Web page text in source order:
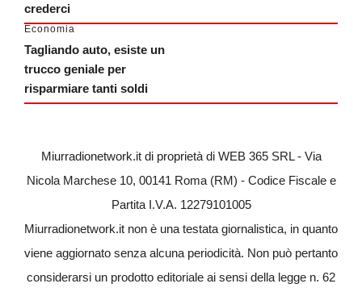
crederci
Economia
Tagliando auto, esiste un
trucco geniale per
risparmiare tanti soldi
Miurradionetwork.it di proprietà di WEB 365 SRL - Via
Nicola Marchese 10, 00141 Roma (RM) - Codice Fiscale e
Partita I.V.A. 12279101005
Miurradionetwork.it non è una testata giornalistica, in quanto
viene aggiornato senza alcuna periodicità. Non può pertanto
considerarsi un prodotto editoriale ai sensi della legge n. 62